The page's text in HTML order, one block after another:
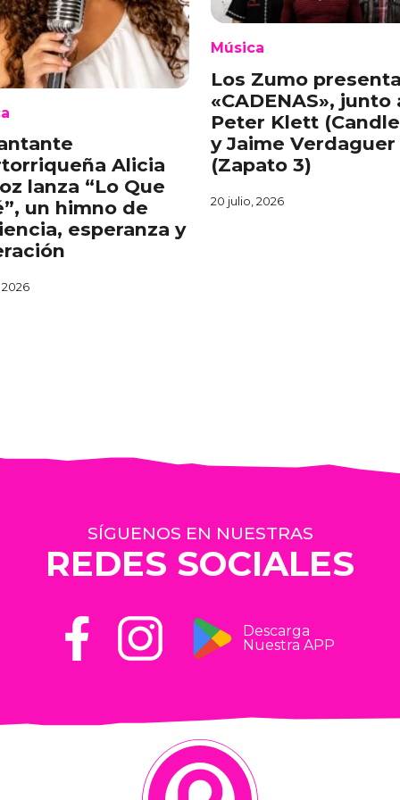
Alicia
lanza “Lo Que
un himno de
esperanza y
Música
Los Zumo
«CADENAS», junto
Peter Klett
y Jaime Verdaguer
(Zapato 3)
20 julio, 2026
SÍGUENOS EN NUESTRAS
REDES SOCIALES
Descarga
Nuestra APP